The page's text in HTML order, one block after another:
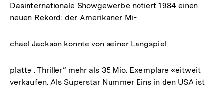
Dasinternationale Showgewerbe notiert 1984 einen
neuen Rekord: der Amerikaner Mi-
chael Jackson konnte von seiner Langspiel-
platte . Thriller“ mehr als 35 Mio. Exemplare «eitweit
verkaufen. Als Superstar Nummer Eins in den USA ist